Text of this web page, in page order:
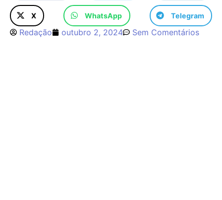
X WhatsApp Telegram
Redação outubro 2, 2024 Sem Comentários